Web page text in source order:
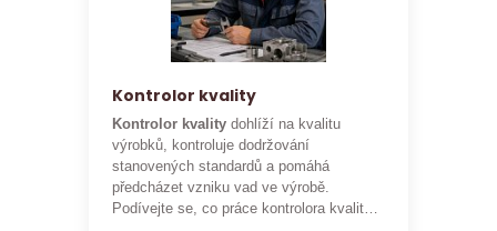
Kontrolor kvality
Kontrolor kvalitydohlíží na kvalitu
výrobků, kontroluje dodržování
stanovených standardů a pomáhá
předcházet vzniku vad ve výrobě.
Podívejte se, co práce kontrolora kvality